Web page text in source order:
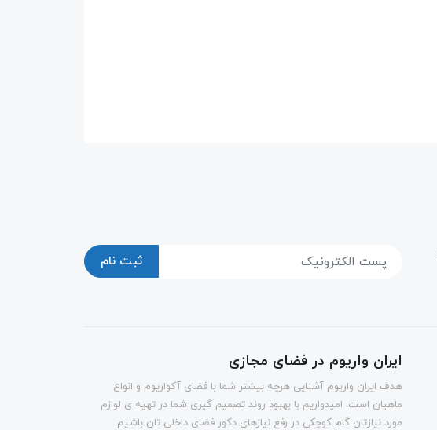
ثبت نام
ایران واریوم در فضای مجازی
هدف ایران واریوم آشنایی هرچه بیشتر شما با فضای آکواریوم و انواع
ماهیان است. امیدواریم با بهبود روند تصمیم گیری شما در تهیه ی لوازم
مورد نیازتان گام کوچکی در رفع نیازهای دکور فضای داخلی تان باشیم.